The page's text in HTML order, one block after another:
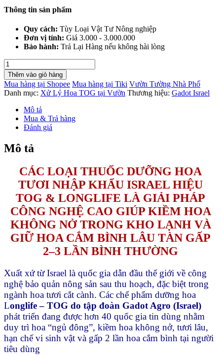
Thông tin sản phẩm
Quy cách: Tùy Loại Vật Tư Nông nghiệp
Đơn vị tính: Giá 3.000 - 3.000.000
Bảo hành: Trả Lại Hàng nếu không hài lòng
Danh
Sách
Thuốc
Dưỡng
Hoa
Israel
KNK
Flower
Care
số
Thêm vào giỏ hàng
Mua hàng tại Shopee Mua hàng tại Tiki Vườn Tường Nhà Phố
Danh mục: Xử Lý Hoa TOG tại Vườn Thương hiệu: Gadot Israel
Mô tả
Mua & Trả hàng
Đánh giá
Mô tả
CÁC LOẠI THUỐC DƯỠNG HOA
TƯƠI NHẬP KHẨU ISRAEL HIỆU
TOG & LONGLIFE LÀ GIẢI PHÁP
CÔNG NGHỆ CAO GIÚP KIỀM HOA
KHÔNG NỞ TRONG KHO LẠNH VÀ
GIỮ HOA CẮM BÌNH LÂU TÀN GẤP
2–3 LẦN BÌNH THƯỜNG
Xuất xứ từ Israel là quốc gia dẫn đầu thế giới về công
nghệ bảo quản nông sản sau thu hoạch, đặc biệt trong
ngành hoa tươi cắt cành. Các chế phẩm dưỡng hoa
Longlife – TOG do tập đoàn Gadot Agro (Israel)
phát triển đang được hơn 40 quốc gia tin dùng nhằm
duy trì hoa “ngủ đông”, kiềm hoa không nở, tươi lâu,
hạn chế vi sinh vật và gấp 2 lần hoa cắm bình tại người
tiêu dùng